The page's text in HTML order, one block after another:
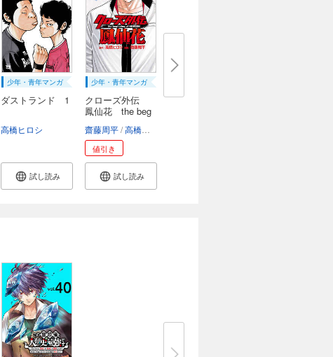
少年・青年マンガ
ダストランド 1
高橋ヒロシ
試し読み
少年・青年マンガ
クローズ外伝
鳳仙花 the beg
齋藤周平 高橋ヒロシ
値引き
試し読み